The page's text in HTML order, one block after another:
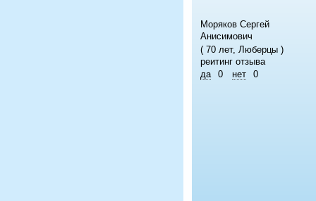
Моряков Сергей
Анисимович
( 70 лет, Люберцы )
реитинг отзыва
да
0 нет 0